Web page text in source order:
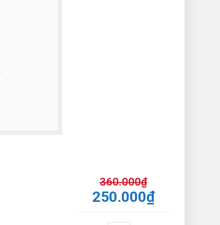
360.000₫
250.000₫